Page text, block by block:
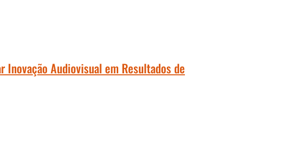
Audiovisual em Resultados de